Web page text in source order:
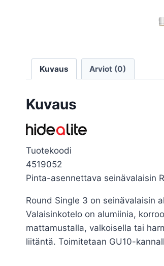
Kuvaus Arviot (0)
Kuvaus
Tuotekoodi
4519052
Pinta-asennettava seinävalaisin
Round Single 3 on seinävalaisin
Valaisinkotelo on alumiinia,
mattamustalla, valkoisella tai
liitäntä. Toimitetaan GU10-